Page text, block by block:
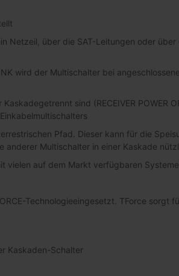
Netzeil, über die SAT-Leitungen oder über
wird der Multischalter bei
sind (RECEIVER POWER
Pfad. Dieser kann für die
Multischalter in einer Kaskade
vielen auf dem Markt verfügbaren
Technologieeingesetzt. TForce sorgt
Kaskaden-Schalter